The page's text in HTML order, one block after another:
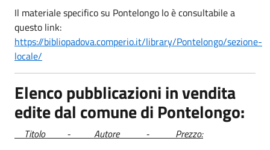
Il materiale specifico su Pontelongo lo è consultabile a
questo link:
https://bibliopadova.comperio.it/library/Pontelongo/sezione-
locale/
Elenco pubblicazioni in vendita
edite dal comune di Pontelongo:
Titolo - Autore - Prezzo: